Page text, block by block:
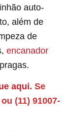
auto-
além de
de
encanador
aqui. Se
(11) 91007-